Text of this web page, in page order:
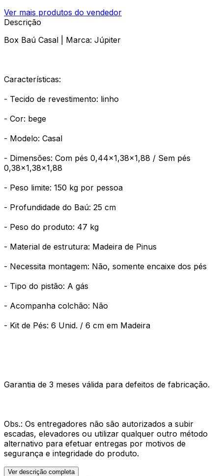
Ver mais produtos do vendedor
Descrição
Box Baú Casal | Marca: Júpiter
Características:
- Tecido de revestimento: linho
- Cor: bege
- Modelo: Casal
- Dimensões: Com pés 0,44x1,38x1,88 / Sem pés
0,38x1,38x1,88
- Peso limite: 150 kg por pessoa
- Profundidade do Baú: 25 cm
- Peso do produto: 47 kg
- Material de estrutura: Madeira de Pinus
- Necessita montagem: Não, somente encaixe dos pés
- Tipo do pistão: A gás
- Acompanha colchão: Não
- Kit de Pés: 6 Unid. / 6 cm em Madeira
Garantia de 3 meses válida para defeitos de fabricação.
Obs.: Os entregadores não são autorizados a subir
escadas, elevadores ou utilizar qualquer outro método
alternativo para efetuar entregas por motivos de
segurança e integridade do produto.
Ver descrição completa